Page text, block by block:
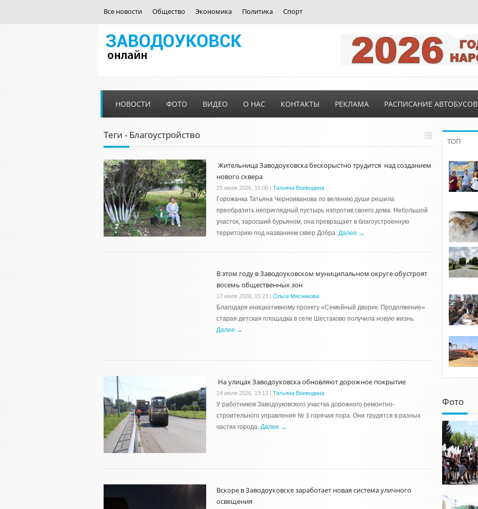
Все новости Общество Экономика Политика Спорт
НОВОСТИ ФОТО ВИДЕО О НАС КОНТАКТЫ РЕКЛАМА РАСПИСАНИЕ АВТОБУСОВ
Теги - Благоустройство
Жительница Заводоуковска бескорыстно трудится над созданием
нового сквера
25 июля 2026, 15:00 | Татьяна Воеводина
Горожанка Татьяна Черноиванова по велению души решила
преобразить неприглядный пустырь напротив своего дома. Небольшой
участок, заросший бурьяном, она превращает в благоустроенную
территорию под названием сквер Добра. Далее →
В этом году в Заводоуковском муниципальном округе обустроят
восемь общественных зон
17 июля 2026, 15:23 | Ольга Мясникова
Благодаря инициативному проекту «Семейный дворик. Продолжение»
старая детская площадка в селе Шестаково получила новую жизнь.
Далее →
На улицах Заводоуковска обновляют дорожное покрытие
14 июля 2026, 13:13 | Татьяна Воеводина
У работников Заводоуковского участка дорожного ремонтно-
строительного управления № 3 горячая пора. Они трудятся в разных
частях города. Далее →
Вскоре в Заводоуковске заработает новая система уличного
освещения
ТОП
Фото